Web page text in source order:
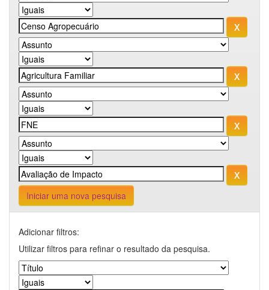
Iniciar uma nova pesquisa
Adicionar filtros:
Utilizar filtros para refinar o resultado da pesquisa.